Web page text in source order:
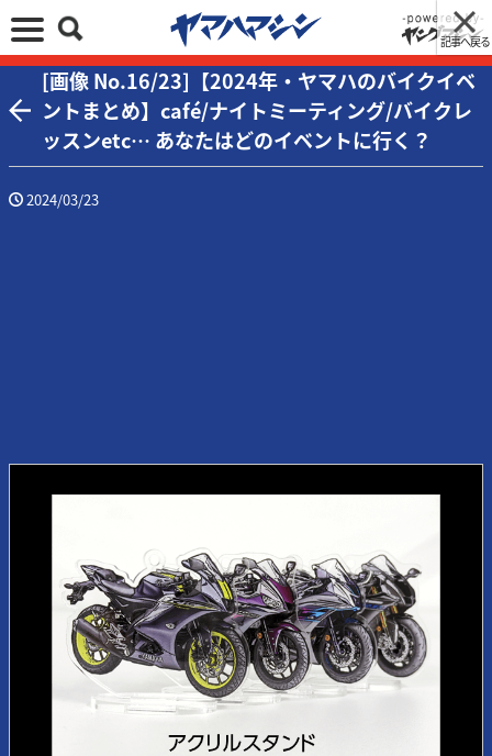
記事へ戻る
[画像 No.16/23]【2024年・ヤマハのバイクイベ
ントまとめ】café/ナイトミーティング/バイクレ
ッスンetc… あなたはどのイベントに行く？
2024/03/23